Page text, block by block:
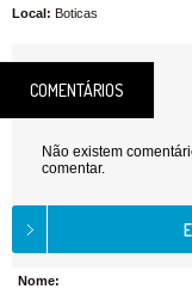
Local: Boticas
COMENTÁRIOS
Não existem
comentar.
Nome: